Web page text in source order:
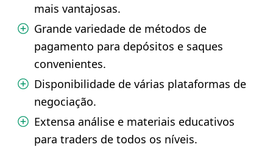
mais vantajosas.
Grande variedade de métodos de
pagamento para depósitos e saques
convenientes.
Disponibilidade de várias plataformas de
negociação.
Extensa análise e materiais educativos
para traders de todos os níveis.